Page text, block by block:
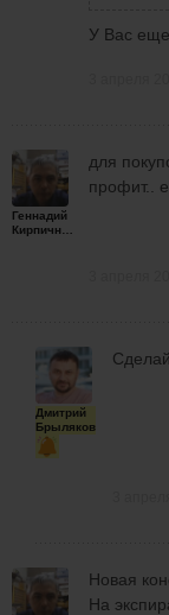
У Вас
Геннадий
для
профит..
Дмитрий
Брыляков
Новая
На